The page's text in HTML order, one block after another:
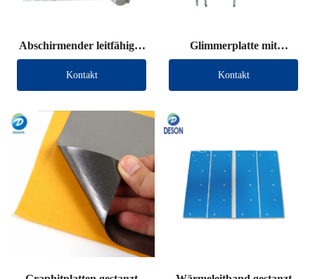
Abschirmender leitfähiger
Stoff, gestanzt
Kontakt
Glimmerplatte mit
Anschlussdraht
Kontakt